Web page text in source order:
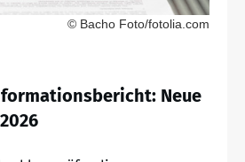
© Bacho Foto/fotolia.com
Neue